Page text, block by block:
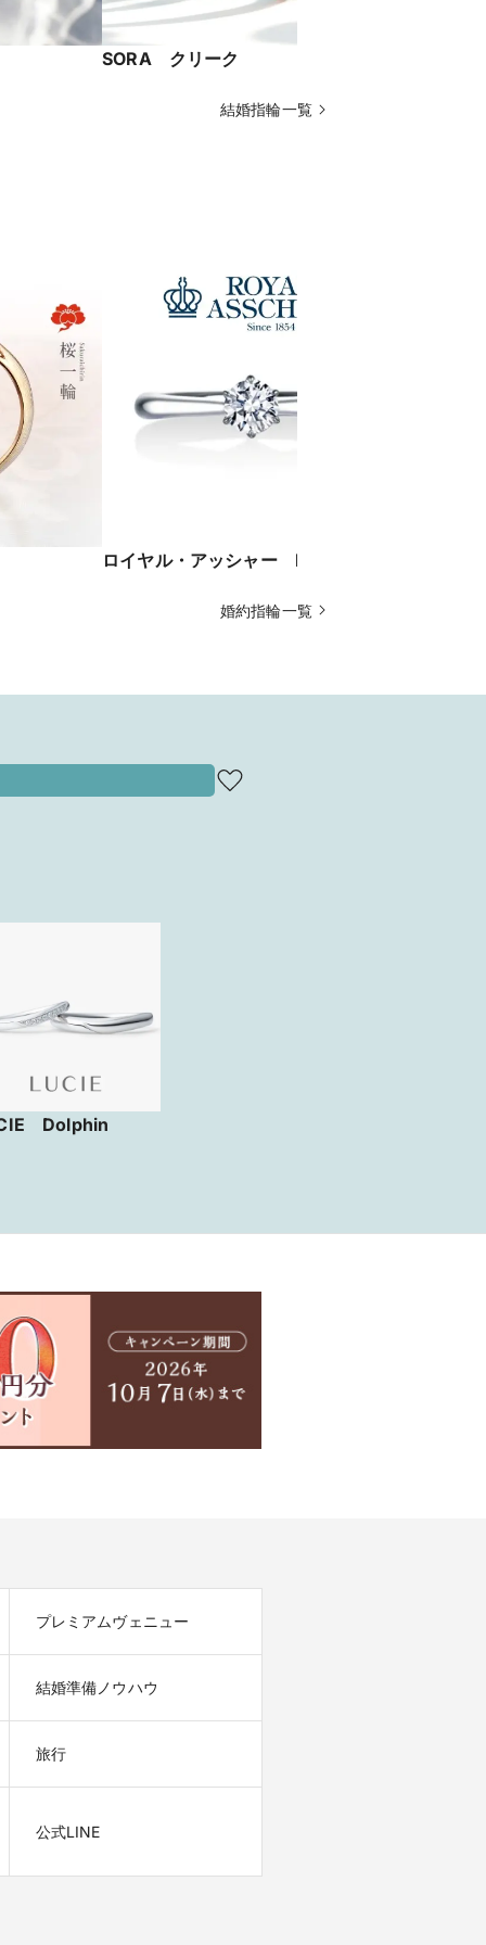
SORA クリーク
結婚指輪一覧
ロイヤル・アッシャー ERA251
婚約指輪一覧
Dolphin
プレミアムヴェニュー
結婚準備ノウハウ
旅行
公式LINE